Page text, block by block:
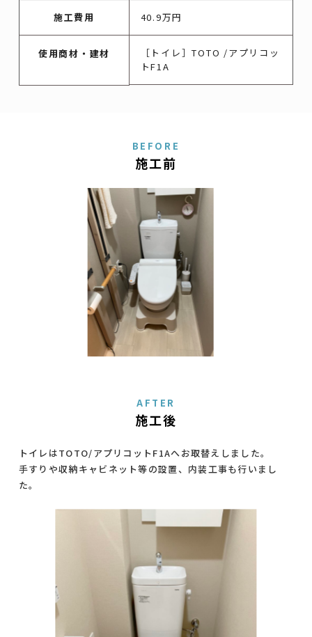
施工費用 40.9万円
使用商材・建材
［トイレ］TOTO /アプリコッ
トF1A
BEFORE
施工前
AFTER
施工後
トイレはTOTO/アプリコットF1Aへお取替えしました。
手すりや収納キャビネット等の設置、内装工事も行いまし
た。